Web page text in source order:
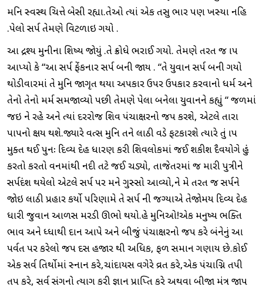
મનિ સ્વસ્થ ચિત્તે બેસી રહ્યા.તેઓ ત્યાં એક તસુ ભાર પણ ખસ્યા નહિ
.પેલો સર્પ તેમણે વિટળાઇ ગયો .
આ દ્રશ્ય મુનીના શિષ્ય જોયું .તે ક્રોધે ભરાઈ ગયો. તેમણે તરત જ શ્રાપ
આપ્યો કે “આ સર્પ ફેંકનાર સર્પ બની જાય . “તે યુવાન સર્પ બની ગયો
થોડીવારમાં તે મુનિ જાગૃત થયા અપકાર ઉપર ઉપકાર કરવાનો ધર્મ અને
તેનો તેનો મર્મ સમજાવ્યો પછી તેમણે પેલા બનેલા યુવાનને કહ્યું “ જળમાં
જઇ ને રહે અને ત્યાં દરરોજ શિવ પંચાક્ષરનો જપ કરશે, એટલે તારા
પાપનો ક્ષય થશે.જ્યારે વત્સ મુનિ તને લાઠી વડે ફટકારશે ત્યારે તું શ્રાપ
મુક્ત થઈ પુનઃ દિવ્ય દેહ ધારણ કરી શિવલોકમાં જઈ શકીશ દૈવયોગે હું
કરતો કરતો વનમાંથી નદી તટે જઈ ચડ્યો, તાજેતરમાં જ મારી પુત્રીને
સર્પદંશ થયેલો એટલે સર્પ પર મને ગુસ્સો આવ્યો,ને મે તરત જ સર્પને
જોઇ લાઠી પ્રહાર કર્યો પરિણામે તે સર્પ ની જગ્યાએ તેજોમય દિવ્ય દેહ
ધારી જુવાન આળસ મરડી ઊભો થયો.હે મુનિઓ!એક મનુષ્ય ભક્તિ
ભાવ અને શ્રધ્ધાથી દાન આપે અને બીજું પંચાક્ષરનો જપ કરે બંનેનું આ
પર્વત પર કરેલો જપ દસ હજાર થી અધિક, ફળ સમાન ગણાય છે.કોઈ
એક સર્વ તિર્થોમાં સ્નાન કરે,ચાંદાયસ વગેરે વ્રત કરે,એક પંચાગ્નિ તપી
તપ કરે, સર્વ સંગનો ત્યાગ કરી જ્ઞાન પ્રાપ્તિ કરે અથવા બીજા મંત્ર જાપ